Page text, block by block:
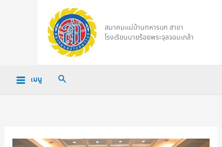
สมาคมแม่บ้านทหารบก สาขา
โรงเรียนนายร้อยพระจุลจอมเกล้า
เมนู Search